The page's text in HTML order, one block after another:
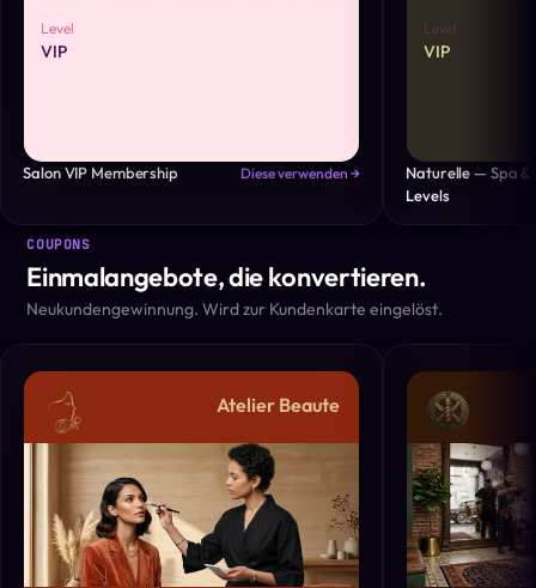
Level
VIP
Salon VIP Membership Diese verwenden →
Level
VIP
Naturelle — Spa &
Levels
COUPONS
Einmalangebote, die konvertieren.
Neukundengewinnung. Wird zur Kundenkarte eingelöst.
Atelier Beaute